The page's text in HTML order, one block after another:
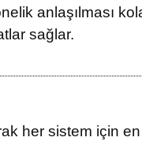
anlaşılması
sağlar.
sistem için en